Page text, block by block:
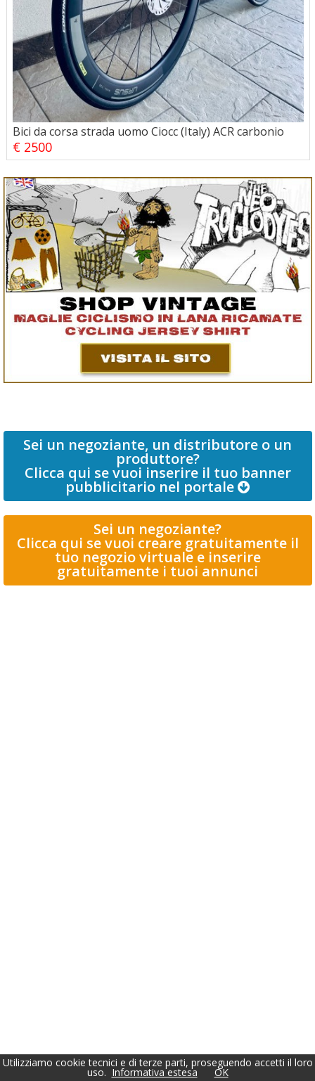
Bici da corsa strada uomo Ciocc (Italy) ACR carbonio
€ 2500
Sei un negoziante, un distributore o un
produttore?
Clicca qui se vuoi inserire il tuo banner
pubblicitario nel portale
Sei un negoziante?
Clicca qui se vuoi creare gratuitamente il
tuo negozio virtuale e inserire
gratuitamente i tuoi annunci
Utilizziamo cookie tecnici e di terze parti, proseguendo accetti il loro
uso. Informativa estesa OK